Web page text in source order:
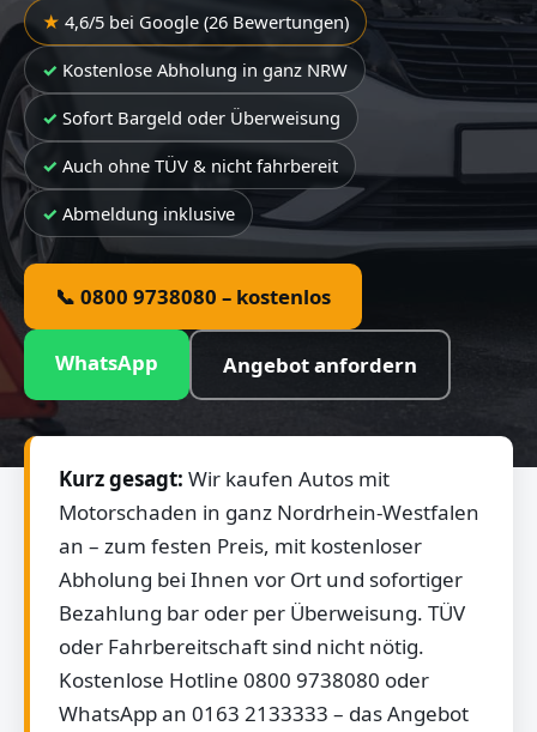
4,6/5 bei Google (26 Bewertungen)
Kostenlose Abholung in ganz NRW
Sofort Bargeld oder Überweisung
Auch ohne TÜV & nicht fahrbereit
Abmeldung inklusive
📞 0800 9738080 – kostenlos
WhatsApp Angebot anfordern
Kurz gesagt: Wir kaufen Autos mit
Motorschaden in ganz Nordrhein-Westfalen
an – zum festen Preis, mit kostenloser
Abholung bei Ihnen vor Ort und sofortiger
Bezahlung bar oder per Überweisung. TÜV
oder Fahrbereitschaft sind nicht nötig.
Kostenlose Hotline 0800 9738080 oder
WhatsApp an 0163 2133333 – das Angebot